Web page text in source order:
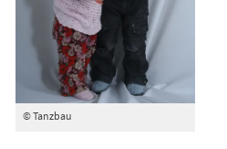
© Tanzbau